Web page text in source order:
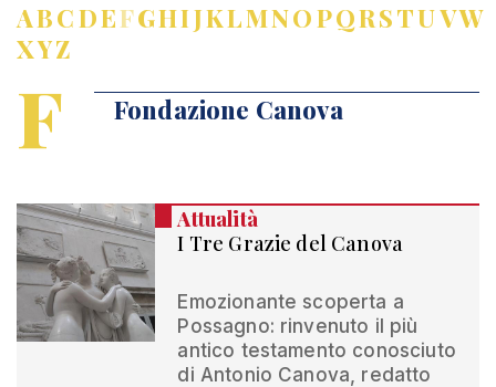
ABCDEFGHIJKLMNOPQRSTUVW
XYZ
F Fondazione Canova
Attualità
I Tre Grazie del Canova
Emozionante scoperta a
Possagno: rinvenuto il più
antico testamento conosciuto
di Antonio Canova, redatto